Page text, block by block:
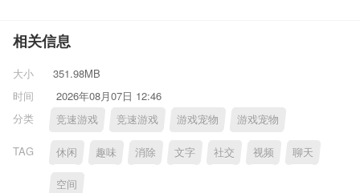
相关信息
大小
351.98MB
时间
2026年08月07日 12:46
分类
竞速游戏 竞速游戏 游戏宠物 游戏宠物
TAG 休闲 趣味 消除 文字 社交 视频 聊天
空间